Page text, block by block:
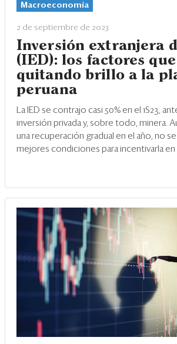
Macroeconomía
2 de septiembre de 2023
Inversión extranjera
(IED): los factores
quitando brillo a la
peruana
La IED se contrajo casi 50% en el 1S23,
inversión privada y, sobre todo, minera.
una recuperación gradual en el año, no
mejores condiciones para incentivarla en